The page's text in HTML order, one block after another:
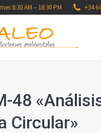
8:30 AM – 18:30 PM +34
48
Circular»